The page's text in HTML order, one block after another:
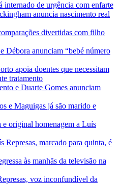
internado de urgência com enfarte
anuncia nascimento real
divertidas com filho
Débora anunciam “bebé número
apoia doentes que necessitam
tratamento
e Duarte Gomes anunciam
e Maguigas já são marido e
e original homenagem a Luís
Represas, marcado para quinta, é
às manhãs da televisão na
voz inconfundível da